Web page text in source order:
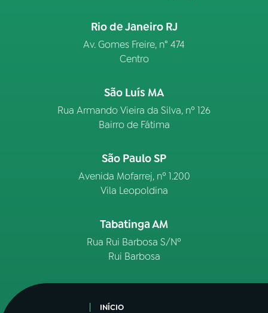
Rio de Janeiro RJ
Av. Gomes Freire, n° 474
Centro
São Luís MA
Rua Armando Vieira da Silva, nº 126
Bairro de Fátima
São Paulo SP
Avenida Mofarrej, nº 1.200
Vila Leopoldina
Tabatinga AM
Rua Rui Barbosa S/Nº
Rui Barbosa
INÍCIO